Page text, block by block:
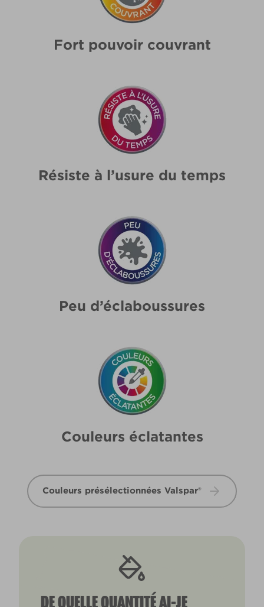
Fort pouvoir couvrant
Résiste à l’usure du temps
Peu d’éclaboussures
Couleurs éclatantes
Couleurs présélectionnées Valspar®
DE QUELLE QUANTITÉ AI-JE